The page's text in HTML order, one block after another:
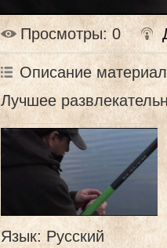
Просмотры: 0
Описание
Лучшее
Язык: Русский